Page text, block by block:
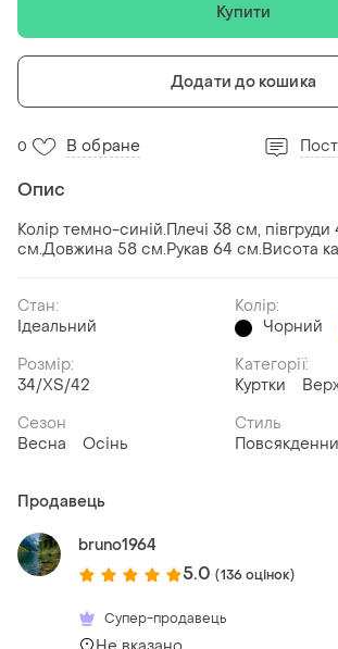
Купити
Додати до кошика
0 В обране
Опис
Колір темно-синій.Плечі 38 см,
см.Довжина 58 см.Рукав 64 см.Висота
Стан:
Ідеальний
Колір:
Чорний
Розмір:
34/XS/42
Категорії:
Куртки
Сезон
Весна
Осінь
Стиль
Продавець
bruno1964
5.0 (136 оцінок)
Супер-продавець